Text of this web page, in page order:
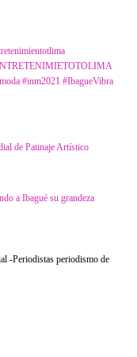
#inm2021 #IbagueVibra
de Patinaje Artístico
a Ibagué su grandeza
-Periodistas periodismo de